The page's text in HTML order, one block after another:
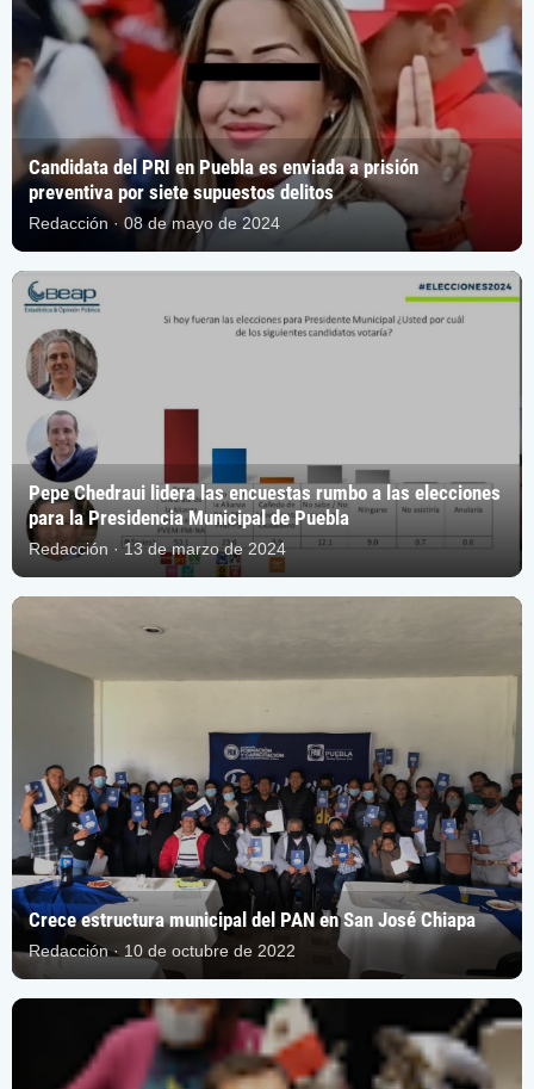
Candidata del PRI en Puebla es enviada a prisión
preventiva por siete supuestos delitos
Redacción · 08 de mayo de 2024
Pepe Chedraui lidera las encuestas rumbo a las elecciones
para la Presidencia Municipal de Puebla
Redacción · 13 de marzo de 2024
Crece estructura municipal del PAN en San José Chiapa
Redacción · 10 de octubre de 2022